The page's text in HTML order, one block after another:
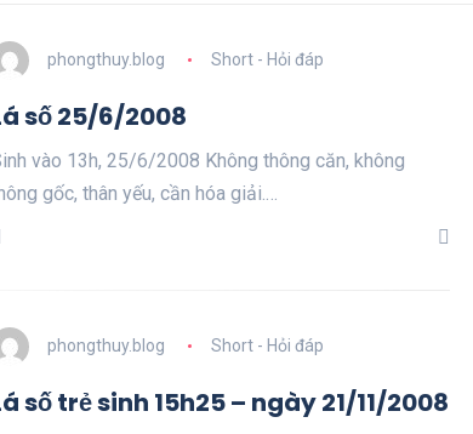
phongthuy.blog Short - Hỏi đáp
số 25/6/2008
vào 13h, 25/6/2008 Không thông căn, không
gốc, thân yếu, cần hóa giải.…
phongthuy.blog Short - Hỏi đáp
số trẻ sinh 15h25 – ngày 21/11/2008